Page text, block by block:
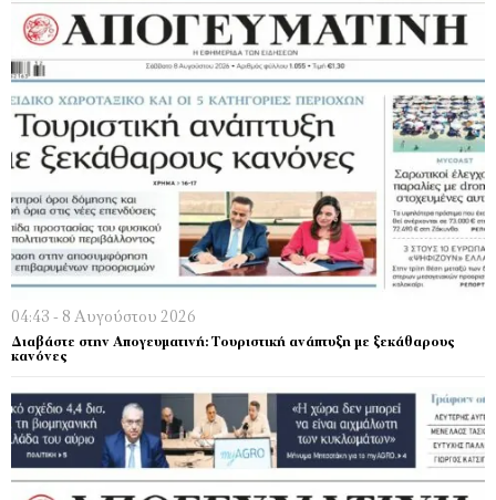
04:43 - 8 Αυγούστου 2026
Διαβάστε στην Απογευματινή: Τουριστική ανάπτυξη με ξεκάθαρους
κανόνες